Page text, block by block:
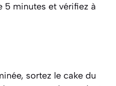
5 minutes et vérifiez à
sortez le cake du